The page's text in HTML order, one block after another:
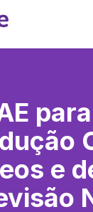
para
e